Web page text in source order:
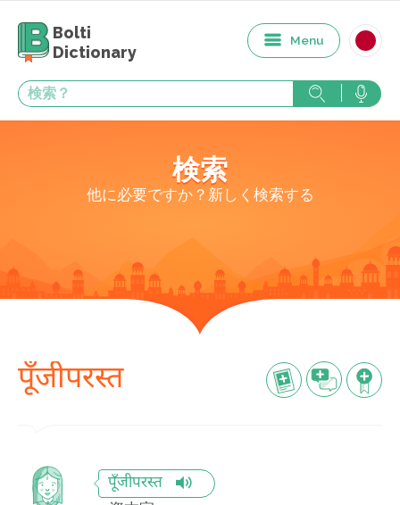
Bolti
Dictionary
Menu
検索
他に必要ですか？新しく検索する
पूँजीपरस्त
पूँजीपरस्त